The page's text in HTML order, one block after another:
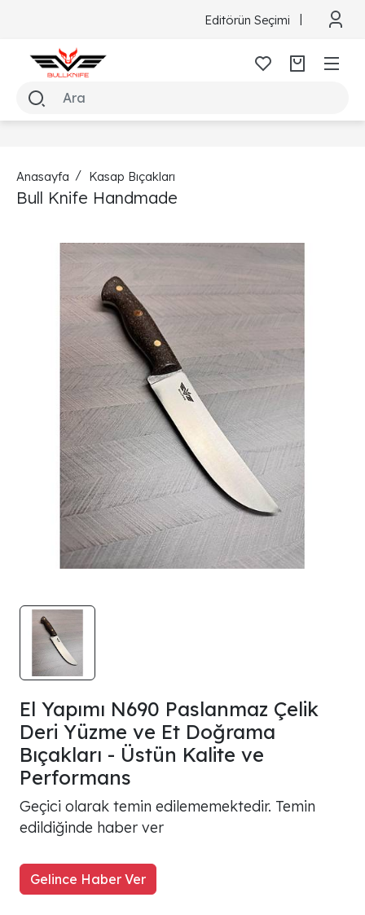
Editörün Seçimi
Anasayfa Kasap Bıçakları
Bull Knife Handmade
El Yapımı N690 Paslanmaz Çelik
Deri Yüzme ve Et Doğrama
Bıçakları - Üstün Kalite ve
Performans
Geçici olarak temin edilememektedir. Temin
edildiğinde haber ver
Gelince Haber Ver